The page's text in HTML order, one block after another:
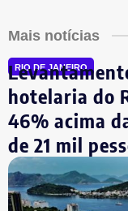
Mais notícias
RIO DE JANEIRO
hotelaria do
46% acima
de 21 mil